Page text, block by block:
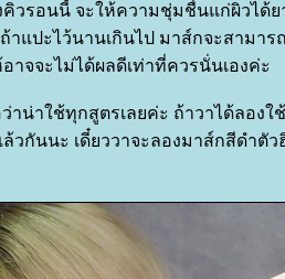
วรอนนี้ จะให้ความชุ่มชื่นแก่ผิวได้ย
าแปะไว้นานเกินไป มาส์กจะสามา
าจจะไม่ได้ผลดีเท่าที่ควรนั่นเองค่ะ
าน่าใช้ทุกสูตรเลยค่ะ ถ้าวาได้ลองใ
วกันนะ เดี๋ยววาจะลองมาส์กสีดำตั